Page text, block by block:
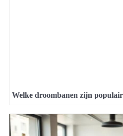
Welke droombanen zijn